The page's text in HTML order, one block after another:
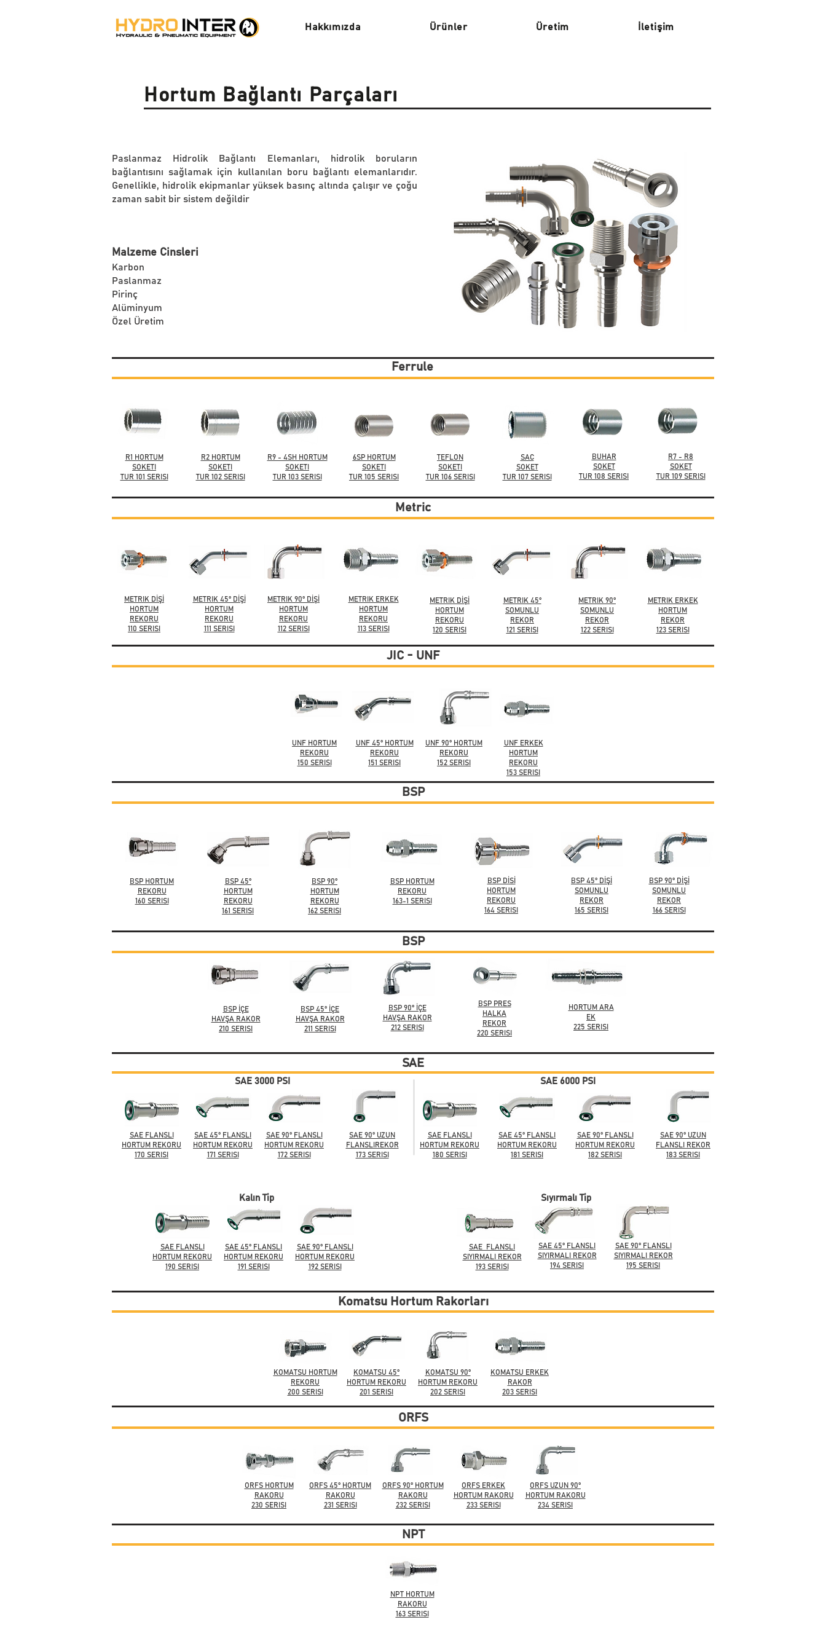
Hakkımızda Ürünler Üretim İletişim
Hortum Bağlantı Parçaları
Paslanmaz Hidrolik Bağlantı Elemanları, hidrolik boruların
bağlantısını sağlamak için kullanılan boru bağlantı elemanlarıdır.
Genellikle, hidrolik ekipmanlar yüksek basınç altında çalışır ve çoğu
zaman sabit bir sistem değildir
Malzeme Cinsleri
Karbon
Paslanmaz
Pirinç
Alüminyum
Özel Üretim
Ferrule
R1 HORTUM
SOKETI
TUR 101 SERISI
R2 HORTUM
SOKETI
TUR 102 SERISI
R9 - 4SH HORTUM
SOKETI
TUR 103 SERISI
6SP HORTUM
SOKETI
TUR 105 SERISI
TEFLON
SOKETI
TUR 106 SERISI
SAC
SOKET
TUR 107 SERISI
BUHAR
SOKET
TUR 108 SERISI
R7 - R8
SOKET
TUR 109 SERISI
Metric
METRIK DİŞİ
HORTUM
REKORU
110 SERISI
METRIK 45° DİŞİ
HORTUM
REKORU
111 SERISI
METRIK 90° DİŞİ
HORTUM
REKORU
112 SERISI
METRIK ERKEK
HORTUM
REKORU
113 SERISI
JIC - UNF
METRIK DİŞİ
HORTUM
REKORU
120 SERISI
METRIK 45°
SOMUNLU
REKOR
121 SERISI
METRIK 90°
SOMUNLU
REKOR
122 SERISI
METRIK ERKEK
HORTUM
REKOR
123 SERISI
UNF HORTUM
REKORU
150 SERISI
UNF 45° HORTUM
REKORU
151 SERISI
UNF 90° HORTUM
REKORU
152 SERISI
UNF ERKEK
HORTUM
REKORU
153 SERISI
BSP
BSP HORTUM
REKORU
160 SERISI
BSP 45°
HORTUM
REKORU
161 SERISI
BSP 90°
HORTUM
REKORU
162 SERISI
BSP HORTUM
REKORU
163-1 SERISI
BSP DİSİ
HORTUM
REKORU
164 SERISI
BSP 45° DİŞİ
SOMUNLU
REKOR
165 SERISI
BSP 90° DİŞİ
SOMUNLU
REKOR
166 SERISI
BSP
BSP İÇE
HAVŞA RAKOR
210 SERISI
BSP 45° İÇE
HAVŞA RAKOR
211 SERISI
BSP 90° İÇE
HAVŞA RAKOR
212 SERISI
BSP PRES
HALKA
REKOR
220 SERISI
HORTUM ARA
EK
225 SERISI
SAE
SAE 6000 PSI
SAE 3000 PSI
SAE FLANSLI
HORTUM REKORU
170 SERISI
SAE 45° FLANSLI
HORTUM REKORU
171 SERISI
SAE 90° FLANSLI
HORTUM REKORU
172 SERISI
SAE 90° UZUN
FLANSLIREKOR
173 SERISI
SAE FLANSLI
HORTUM REKORU
180 SERISI
SAE 45° FLANSLI
HORTUM REKORU
181 SERISI
SAE 90° FLANSLI
HORTUM REKORU
182 SERISI
SAE 90° UZUN
FLANSLI REKOR
183 SERISI
Kalın Tip
SAE FLANSLI
HORTUM REKORU
190 SERISI
SAE 45° FLANSLI
HORTUM REKORU
191 SERISI
SAE 90° FLANSLI
HORTUM REKORU
192 SERISI
SAE FLANSLI
SIYIRMALI REKOR
193 SERISI
SAE 45° FLANSLI
SIYIRMALI REKOR
194 SERISI
SAE 90° FLANSLI
SIYIRMALI REKOR
195 SERISI
Sıyırmalı Tip
Komatsu Hortum Rakorları
KOMATSU HORTUM
REKORU
200 SERISI
KOMATSU 45°
HORTUM REKORU
201 SERISI
KOMATSU 90°
HORTUM REKORU
202 SERISI
KOMATSU ERKEK
RAKOR
203 SERISI
ORFS
ORFS HORTUM
RAKORU
230 SERISI
ORFS 45° HORTUM
RAKORU
231 SERISI
ORFS 90° HORTUM
RAKORU
232 SERISI
ORFS ERKEK
HORTUM RAKORU
233 SERISI
ORFS UZUN 90°
HORTUM RAKORU
234 SERISI
NPT
NPT HORTUM
RAKORU
163 SERISI